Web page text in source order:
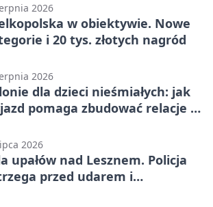
2026
w obiektywie. Nowe
i 20 tys. złotych nagród
2026
dla dzieci nieśmiałych: jak
pomaga zbudować relacje z
2026
upałów nad Lesznem. Policja
przed udarem i